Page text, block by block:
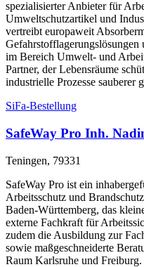
spezialisierter Anbieter für
Umweltschutzartikel und
vertreibt europaweit
Gefahrstofflagerungslösungen
im Bereich Umwelt- und
Partner, der Lebensräume
industrielle Prozesse sauberer
SiFa-Bestellung
SafeWay Pro Inh.
Teningen, 79331
SafeWay Pro ist ein
Arbeitsschutz und
Baden-Württemberg, das
externe Fachkraft für
zudem die Ausbildung zur
sowie maßgeschneiderte
Raum Karlsruhe und Freiburg.